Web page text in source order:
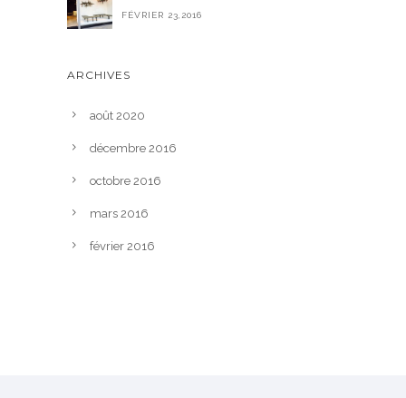
FÉVRIER 23,2016
ARCHIVES
août 2020
décembre 2016
octobre 2016
mars 2016
février 2016